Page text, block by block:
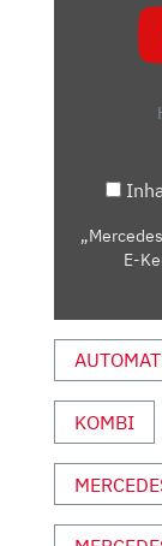
MODELL
DEUTSCH“
VON
ANZEIGEN
E-
KOMBI